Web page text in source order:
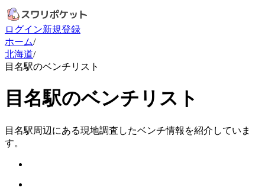
ログイン新規登録
ホーム/
北海道/
目名駅のベンチリスト
目名駅のベンチリスト
目名駅周辺にある現地調査したベンチ情報を紹介していま
す。